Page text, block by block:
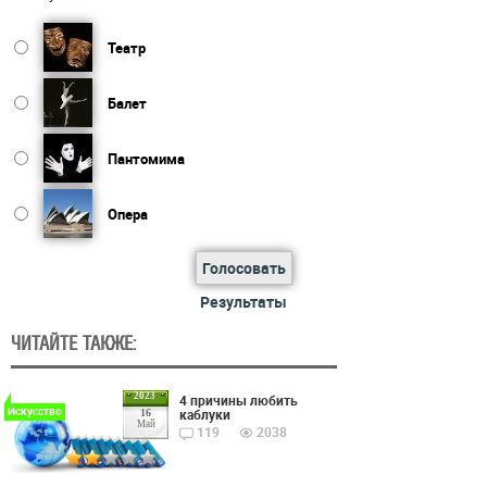
Театр
Балет
Пантомима
Опера
Голосовать
Результаты
ЧИТАЙТЕ ТАКЖЕ:
2023
16
Май
Искусство
4 причины любить
каблуки
119
2038